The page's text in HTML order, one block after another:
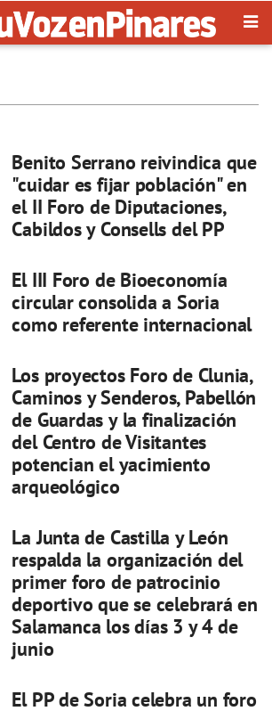
Benito Serrano reivindica que
"cuidar es fijar población" en
el II Foro de Diputaciones,
Cabildos y Consells del PP
El III Foro de Bioeconomía
circular consolida a Soria
como referente internacional
Los proyectos Foro de Clunia,
Caminos y Senderos, Pabellón
de Guardas y la finalización
del Centro de Visitantes
potencian el yacimiento
arqueológico
La Junta de Castilla y León
respalda la organización del
primer foro de patrocinio
deportivo que se celebrará en
Salamanca los días 3 y 4 de
junio
El PP de Soria celebra un foro